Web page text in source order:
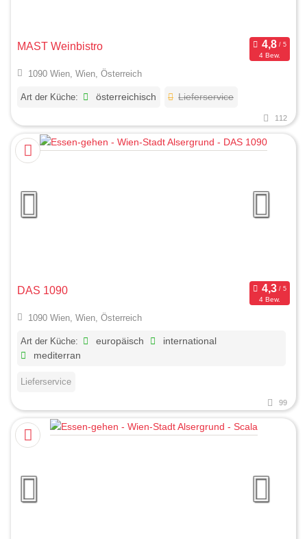
MAST Weinbistro
4 Bew.
1090 Wien, Wien, Österreich
Art der Küche: österreichisch Lieferservice
112
DAS 1090
4 Bew.
1090 Wien, Wien, Österreich
Art der Küche: europäisch
international
mediterran
Lieferservice
99